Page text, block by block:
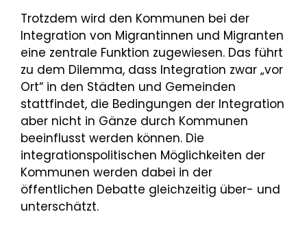
Trotzdem wird den Kommunen bei der
Integration von Migrantinnen und Migranten
eine zentrale Funktion zugewiesen. Das führt
zu dem Dilemma, dass Integration zwar „vor
Ort“ in den Städten und Gemeinden
stattfindet, die Bedingungen der Integration
aber nicht in Gänze durch Kommunen
beeinflusst werden können. Die
integrationspolitischen Möglichkeiten der
Kommunen werden dabei in der
öffentlichen Debatte gleichzeitig über- und
unterschätzt.